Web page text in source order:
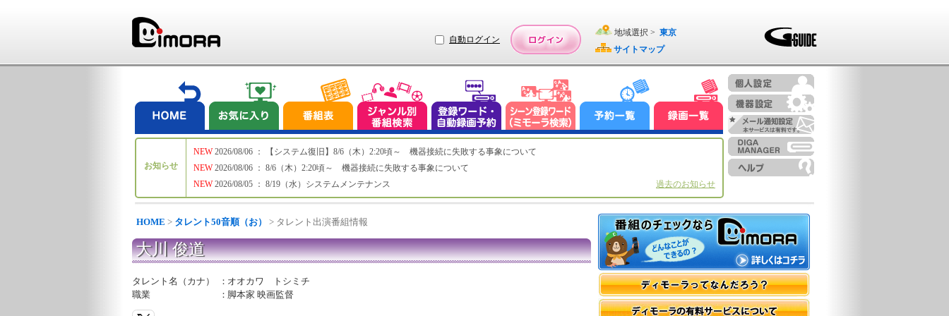
自動ログイン
地域選択 > 東京
サイトマップ
お知らせ
NEW
NEW
NEW
2026/08/06 ： 【システム復旧】8/6（木）2:20頃～ 機器接続に失敗する事象について
2026/08/06 ： 8/6（木）2:20頃～ 機器接続に失敗する事象について
2026/08/05 ： 8/19（水）システムメンテナンス
過去のお知らせ
HOME > タレント50音順（お） > タレント出演番組情報
大川 俊道
タレント名（カナ） ： オオカワ トシミチ
職業
： 脚本家 映画監督